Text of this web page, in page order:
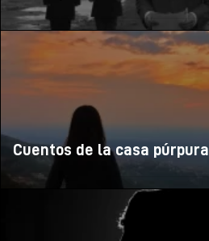
Cuentos de la casa púrpura